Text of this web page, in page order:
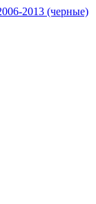
2013 (черные)